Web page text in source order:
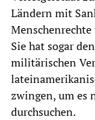
Ländern mit
Sie hat sogar
militärischen
zwingen, um es
durchsuchen.